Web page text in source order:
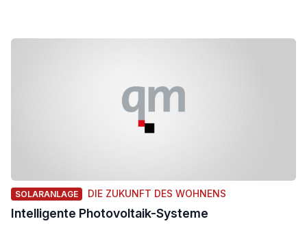
SOLARANLAGE DIE ZUKUNFT DES WOHNENS
Intelligente Photovoltaik-Systeme